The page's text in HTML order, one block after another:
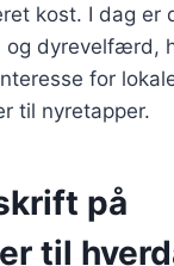
kost. I dag er
dyrevelfærd,
for
til nyretapper.
på
til